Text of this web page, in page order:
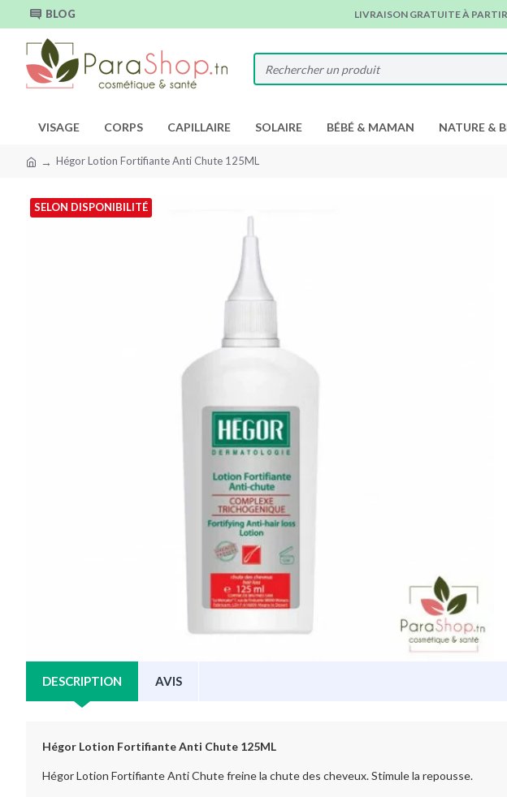
BLOG LIVRAISON GRATUITE À
VISAGE CORPS CAPILLAIRE SOLAIRE BÉBÉ & MAMAN NATURE &
Hégor Lotion Fortifiante Anti Chute 125ML
SELON DISPONIBILITÉ
DESCRIPTION AVIS
Hégor Lotion Fortifiante Anti Chute 125ML
Hégor Lotion Fortifiante Anti Chute freine la chute des cheveux. Stimule la repousse.